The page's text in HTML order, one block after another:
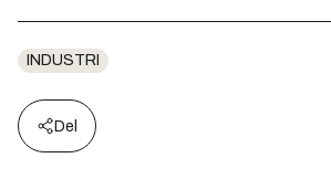
INDUSTRI
Del